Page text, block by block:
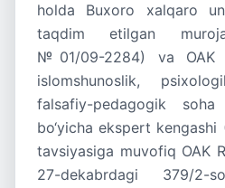
holda Buxoro xalqaro
taqdim etilgan
№01/09-2284) va OAK
islomshunoslik,
falsafiy-pedagogik
bo‘yicha ekspert
tavsiyasiga muvofiq OAK
27-dekabrdagi 379/